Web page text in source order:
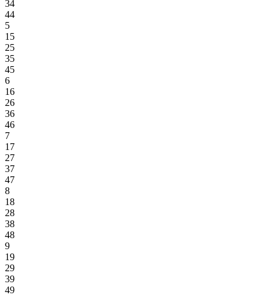
34
44
5
15
25
35
45
6
16
26
36
46
7
17
27
37
47
8
18
28
38
48
9
19
29
39
49